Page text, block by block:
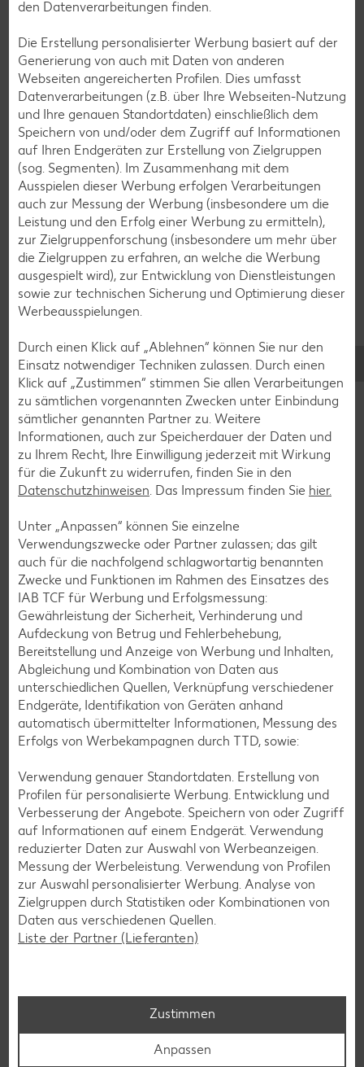
Hartnäckig hält sich die Idee, hin und wieder durch eine
seit Jahren im Trend. Wer damit gute Erfahrungen gemacht
hat, kann selbstverständlich weiterhin unterschiedliche
Rezepte für Detox-Kuren ausprobieren, um das
Wohlbefinden zu stärken. Es gibt allerdings keine Beweise,
dass sich durch eine Detox-Kur tatsächlich Gifte aus dem
Organismus leiten lassen. Fest steht nur: Sellerie passt
perfekt in den ErnährungsansatzClean Eating, bei dem auf
Fastfood, Zucker und künstliche Zusätze verzichtet wird
und bei dem frische, pflanzliche Lebensmittel im Mittelpunkt
stehen.
Mediziner raten eher dazu, durch eine grundsätzlich
gesunde Lebensweise den Körper tagtäglich und ganz
automatisch beim Detox zu unterstützen. Das begründet
sich darin, dass sich dein Organismus auf diese Weise sehr
gut um sich selbst kümmern kann. Mit der Leber und den
Entgiftungsorgane, die Schadstoffe über den Urin und den
Darm herausleiten. Zusätzlich gibt die Lunge über den
Atem giftiges Kohlendioxid ab. Deshalb lautet die Devise:
Eine gesundheitsbewusste Lebensweise ist besser als ein
gelegentlicher Detox-Tag gegen Gifte im Körper.
Tipps zur natürlichen Entgiftung im Alltag
Verzichte auf das Rauchen.
Ernähre dich möglichst vielseitig: Dein Körper braucht
reichlich Gemüse, Obst, wertvolle Kohlenhydrate, Fette
und Eiweiße.
Bleib aktiv und treibe mindestens zweimal pro Woche
Sport.
Es existieren also keine wissenschaftlichen Beweise, ob
Selleriesaft tatsächlich so gesund ist, dass er den Körper
entgiftet. Eines steht allerdings fest: Auch wenn der grüne
Saft aus dem Staudensellerie kein Heilversprechen geben
kann, kann er dennoch einen wertvollen Beitrag zu einer
ausgewogenen Ernährung leisten. Solltest du ihn problemlos
vertragen und sollte er dir schmecken, kannst du ihn dir
zubereiten.
Zurück zum Ernährungslexikon
den Datenverarbeitungen finden.
Die Erstellung personalisierter Werbung basiert auf der
Generierung von auch mit Daten von anderen
Webseiten angereicherten Profilen. Dies umfasst
Datenverarbeitungen (z.B. über Ihre Webseiten-Nutzung
und Ihre genauen Standortdaten) einschließlich dem
Speichern von und/oder dem Zugriff auf Informationen
auf Ihren Endgeräten zur Erstellung von Zielgruppen
(sog. Segmenten). Im Zusammenhang mit dem
Ausspielen dieser Werbung erfolgen Verarbeitungen
auch zur Messung der Werbung (insbesondere um die
Leistung und den Erfolg einer Werbung zu ermitteln),
zur Zielgruppenforschung (insbesondere um mehr über
die Zielgruppen zu erfahren, an welche die Werbung
ausgespielt wird), zur Entwicklung von Dienstleistungen
sowie zur technischen Sicherung und Optimierung dieser
Werbeausspielungen.
Durch einen Klick auf „Ablehnen“ können Sie nur den
Einsatz notwendiger Techniken zulassen. Durch einen
Klick auf „Zustimmen“ stimmen Sie allen Verarbeitungen
zu sämtlichen vorgenannten Zwecken unter Einbindung
sämtlicher genannten Partner zu. Weitere
Informationen, auch zur Speicherdauer der Daten und
zu Ihrem Recht, Ihre Einwilligung jederzeit mit Wirkung
für die Zukunft zu widerrufen, finden Sie in den
Datenschutzhinweisen. Das Impressum finden Sie hier.
Unter „Anpassen“ können Sie einzelne
Verwendungszwecke oder Partner zulassen; das gilt
auch für die nachfolgend schlagwortartig benannten
Zwecke und Funktionen im Rahmen des Einsatzes des
IAB TCF für Werbung und Erfolgsmessung:
Gewährleistung der Sicherheit, Verhinderung und
Aufdeckung von Betrug und Fehlerbehebung,
Bereitstellung und Anzeige von Werbung und Inhalten,
Abgleichung und Kombination von Daten aus
unterschiedlichen Quellen, Verknüpfung verschiedener
Endgeräte, Identifikation von Geräten anhand
automatisch übermittelter Informationen, Messung des
Erfolgs von Werbekampagnen durch TTD, sowie:
Verwendung genauer Standortdaten. Erstellung von
Profilen für personalisierte Werbung. Entwicklung und
Verbesserung der Angebote. Speichern von oder Zugriff
auf Informationen auf einem Endgerät. Verwendung
reduzierter Daten zur Auswahl von Werbeanzeigen.
Messung der Werbeleistung. Verwendung von Profilen
zur Auswahl personalisierter Werbung. Analyse von
Zielgruppen durch Statistiken oder Kombinationen von
Daten aus verschiedenen Quellen.
Liste der Partner (Lieferanten)
Zustimmen
Anpassen